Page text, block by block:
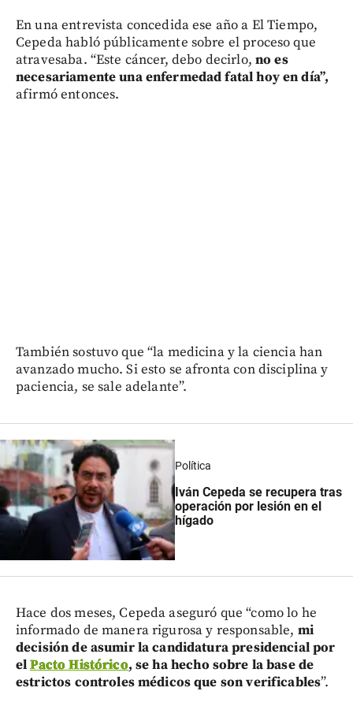
En una entrevista concedida ese año a El Tiempo,
Cepeda habló públicamente sobre el proceso que
atravesaba. “Este cáncer, debo decirlo, no es
necesariamente una enfermedad fatal hoy en día”,
afirmó entonces.
También sostuvo que “la medicina y la ciencia han
avanzado mucho. Si esto se afronta con disciplina y
paciencia, se sale adelante”.
Política
Iván Cepeda se recupera tras
operación por lesión en el
hígado
Hace dos meses, Cepeda aseguró que “como lo he
informado de manera rigurosa y responsable, mi
decisión de asumir la candidatura presidencial por
elPacto Histórico, se ha hecho sobre la base de
estrictos controles médicos que son verificables”.